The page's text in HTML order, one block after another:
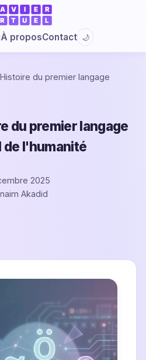
À proposContact 🌙
du premier langage
du premier langage
de l'humanité
2025
Akadid